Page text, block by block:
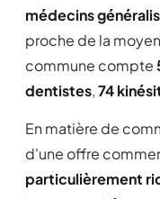
médecins
proche de la
commune compte
dentistes,74
En matière de
d'une offre
particulièrement